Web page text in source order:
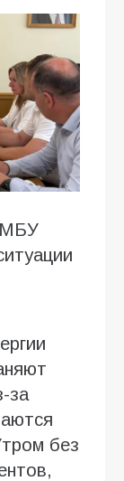
МБУ
за
без